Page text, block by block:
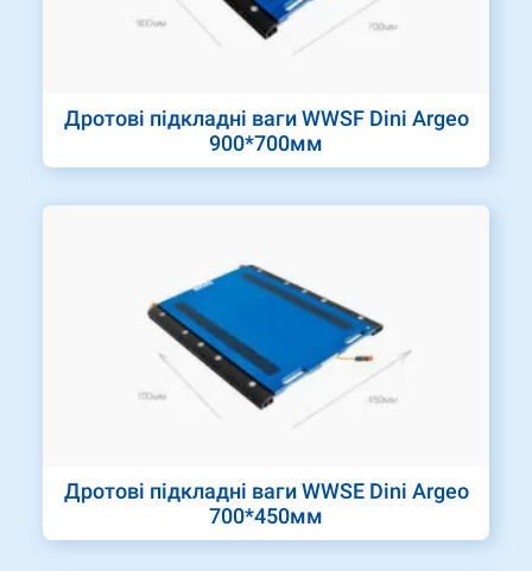
Дротові підкладні ваги WWSF Dini Argeo
900*700мм
Дротові підкладні ваги WWSЕ Dini Argeo
700*450мм